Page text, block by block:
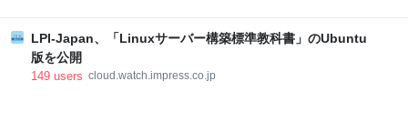
LPI-Japan、「Linuxサーバー構築標準教科書」のUbuntu
版を公開
149 users cloud.watch.impress.co.jp